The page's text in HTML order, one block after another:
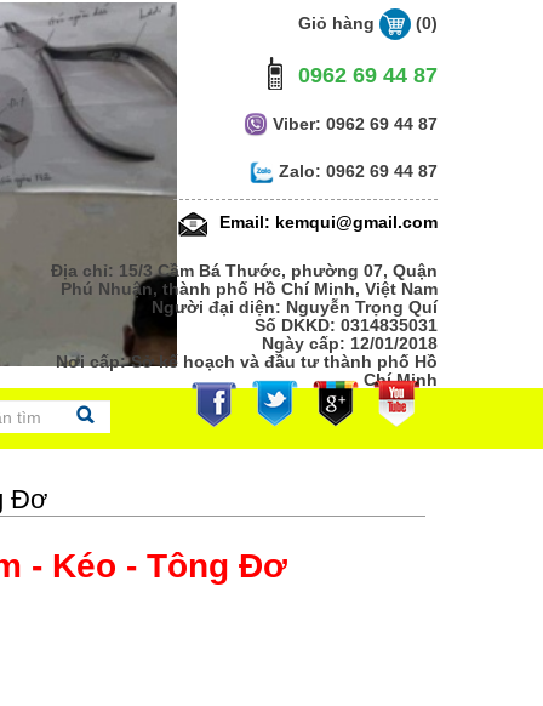
Giỏ hàng (0)
0962 69 44 87
Viber: 0962 69 44 87
Zalo: 0962 69 44 87
Email: kemqui@gmail.com
Địa chỉ: 15/3 Cầm Bá Thước, phường 07, Quận
Phú Nhuận, thành phố Hồ Chí Minh, Việt Nam
Người đại diện: Nguyễn Trọng Quí
Số DKKD: 0314835031
Ngày cấp: 12/01/2018
Nơi cấp: Sở kế hoạch và đầu tư thành phố Hồ
Chí Minh
Đơ
- Kéo - Tông Đơ